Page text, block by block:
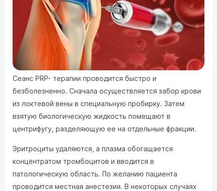
Сеанс PRP- терапии проводится быстро и
безболезненно. Сначала осуществляется забор крови
из локтевой вены в специальную пробирку. Затем
взятую биологическую жидкость помещают в
центрифугу, разделяющую ее на отдельные фракции.
Эритроциты удаляются, а плазма обогащается
концентратом тромбоцитов и вводится в
патологическую область. По желанию пациента
проводится местная анестезия. В некоторых случаях